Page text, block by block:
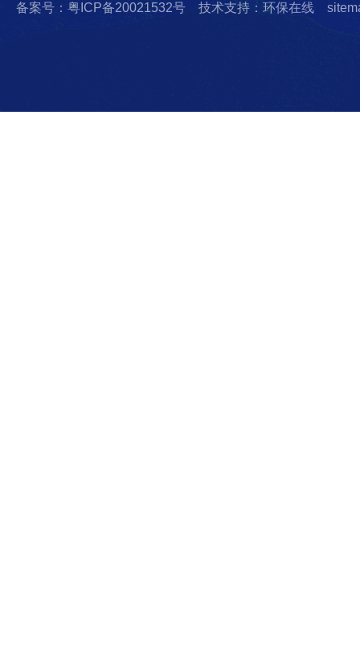
备案号：粤ICP备20021532号 技术支持：环保在线